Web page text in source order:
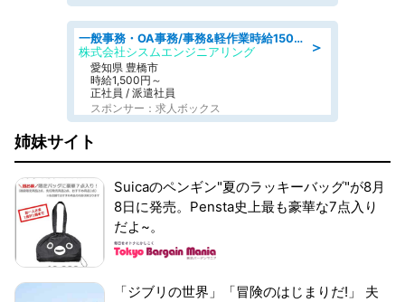
＞
一般事務・OA事務/事務&軽作業時給1500円土日祝休み各種社保完備
株式会社シスムエンジニアリング
愛知県 豊橋市
時給1,500円～
正社員 / 派遣社員
スポンサー：求人ボックス
姉妹サイト
Suicaのペンギン"夏のラッキーバッグ"が8月
8日に発売。Pensta史上最も豪華な7点入り
だよ~。
「ジブリの世界」「冒険のはじまりだ!」 夫